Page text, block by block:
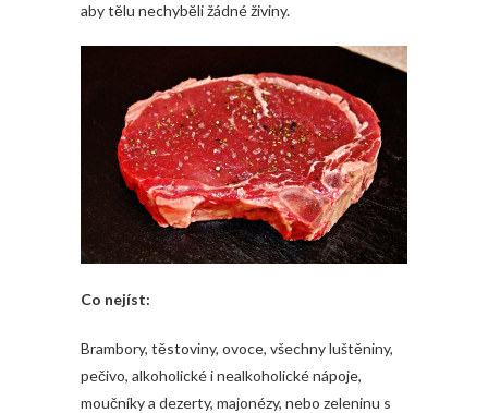
aby tělu nechyběli žádné živiny.
Co nejíst:
Brambory, těstoviny, ovoce, všechny luštěniny,
pečivo, alkoholické i nealkoholické nápoje,
moučníky a dezerty, majonézy, nebo zeleninu s